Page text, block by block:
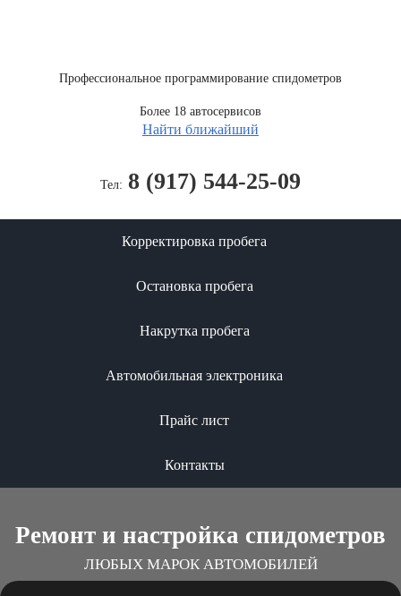
Профессиональное программирование спидометров
Более 18 автосервисов
Найти ближайший
Тел: 8 (917) 544-25-09
Корректировка пробега
Остановка пробега
Накрутка пробега
Автомобильная электроника
Прайс лист
Контакты
Ремонт и настройка спидометров
ЛЮБЫХ МАРОК АВТОМОБИЛЕЙ